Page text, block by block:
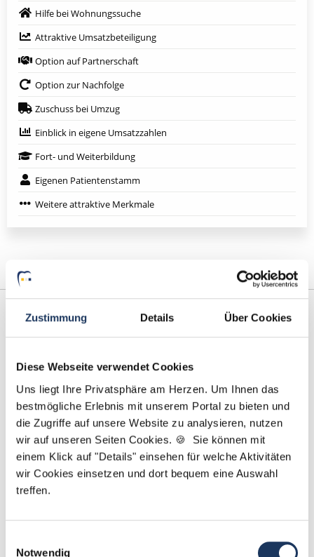
Zustimmung Details Über Cookies
Diese Webseite verwendet Cookies
Uns liegt Ihre Privatsphäre am Herzen. Um Ihnen das
bestmögliche Erlebnis mit unserem Portal zu bieten und
die Zugriffe auf unsere Website zu analysieren, nutzen
wir auf unseren Seiten Cookies. 🍪 Sie können mit
einem Klick auf "Details" einsehen für welche Aktivitäten
wir Cookies einsetzen und dort bequem eine Auswahl
treffen.
Notwendig
Hilfe bei Wohnungssuche
Attraktive Umsatzbeteiligung
Option auf Partnerschaft
Option zur Nachfolge
Zuschuss bei Umzug
Einblick in eigene Umsatzzahlen
Fort- und Weiterbildung
Eigenen Patientenstamm
Weitere attraktive Merkmale
Kevin Beck - Teamleiter
Ansprechpartner
Zusammen finden wir Ihre neue Traumstelle in
beim Ausfüllen Ihres Bewerberprofils oder haben
Fragen zu unseren Stellenanzeigen? Ich helfe Ihnen